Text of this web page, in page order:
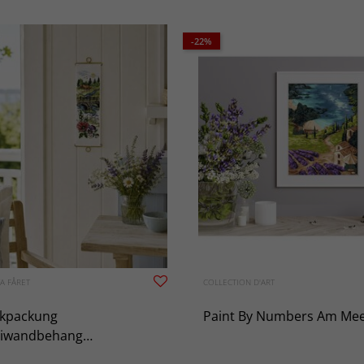
an
→
in der Hobby-
Jetzt einkaufen →
FÅRET
-22%
COLLECTION D'ART
Paint By Numbers Am